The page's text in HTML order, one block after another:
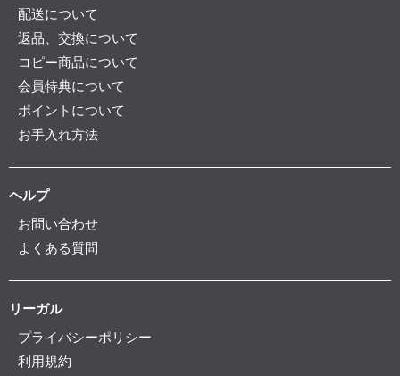
配送について
返品、交換について
コピー商品について
会員特典について
ポイントについて
お手入れ方法
ヘルプ
お問い合わせ
よくある質問
リーガル
プライバシーポリシー
利用規約